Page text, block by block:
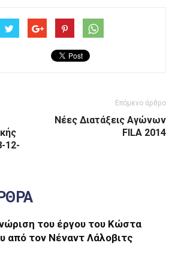
12-
Επόμενο άρθρο
Νέες Διατάξεις Αγώνων
FILA 2014
του έργου του Κώστα
από τον Νέναντ Λάλοβιτς